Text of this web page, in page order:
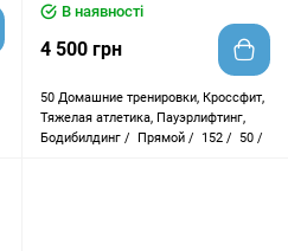
В наявності
4 500 грн
50 Домашние тренировки, Кроссфит,
Тяжелая атлетика, Пауэрлифтинг,
Бодибилдинг /
Прямой / 152 / 50 /